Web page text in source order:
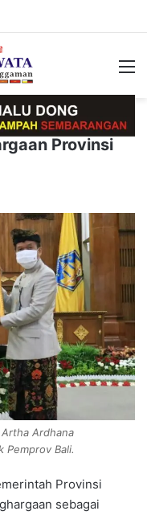
Provinsi
Ardhana
Pemprov Bali.
Provinsi
sebagai